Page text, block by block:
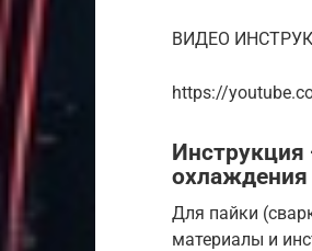
ВИДЕО
https://
Инструкция
охлаждения
Для пайки
материалы и